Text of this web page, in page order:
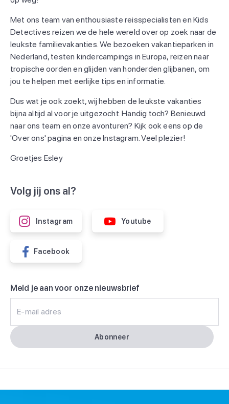
Met ons team van enthousiaste reisspecialisten en Kids
Detectives reizen we de hele wereld over op zoek naar de
leukste familievakanties. We bezoeken vakantieparken in
Nederland, testen kindercampings in Europa, reizen naar
tropische oorden en glijden van honderden glijbanen, om
jou te helpen met eerlijke tips en informatie.
Dus wat je ook zoekt, wij hebben de leukste vakanties
bijna altijd al voor je uitgezocht. Handig toch? Benieuwd
naar ons team en onze avonturen? Kijk ook eens op de
'Over ons' pagina en onze Instagram. Veel plezier!
Groetjes Esley
Volg jij ons al?
Instagram Youtube
Facebook
Meld je aan voor onze nieuwsbrief
E-mail adres
Abonneer